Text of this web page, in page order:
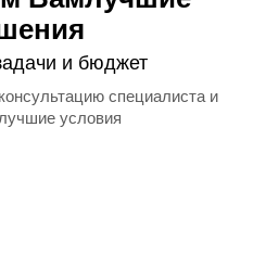
и бюджет
консультацию специалиста и
условия